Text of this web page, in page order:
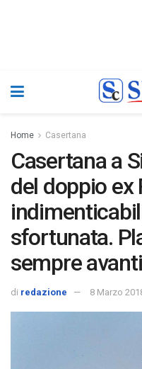
Home Casertana
Casertana a
del doppio ex
sfortunata.
sempre
di redazione 8 Marzo